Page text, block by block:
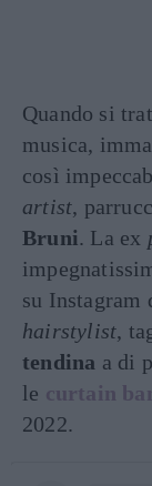
Quando si
musica,
così
artist,
Bruni. La ex
su Instagram
hairstylist,
tendina a di
le curtain
2022.